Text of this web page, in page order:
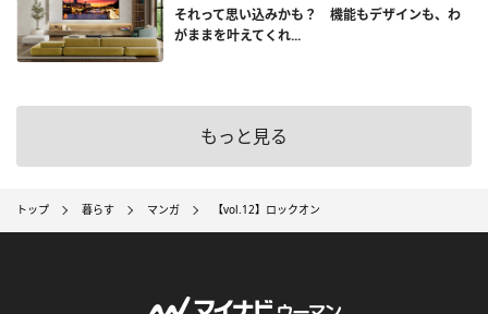
それって思い込みかも？ 機能もデザインも、わ
がままを叶えてくれ...
もっと見る
トップ 暮らす マンガ 【vol.12】ロックオン